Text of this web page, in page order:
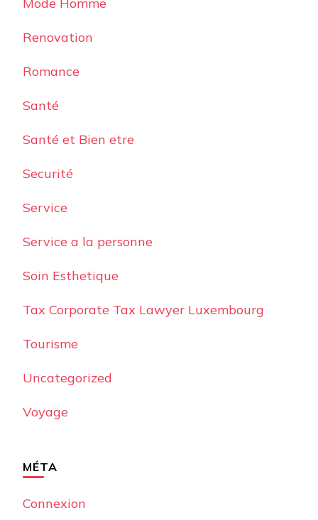
Renovation
Romance
Santé
Santé et Bien etre
Securité
Service
Service a la personne
Soin Esthetique
Tax Corporate Tax Lawyer Luxembourg
Tourisme
Uncategorized
Voyage
MÉTA
Connexion